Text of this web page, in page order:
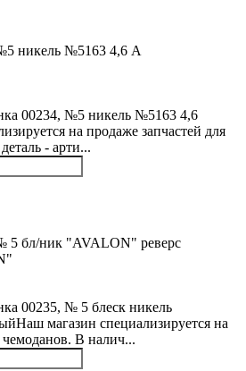
00234, №5 никель №5163 4,6
на продаже запчастей для
- арти...
00235, № 5 блеск никель
магазин специализируется на
чемоданов. В налич...